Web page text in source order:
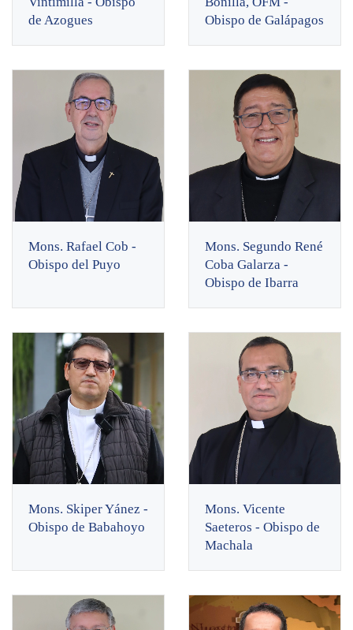
de Azogues
Obispo de Galápagos
Mons. Rafael Cob -
Obispo del Puyo
Mons. Segundo René
Coba Galarza -
Obispo de Ibarra
Mons. Skiper Yánez -
Obispo de Babahoyo
Mons. Vicente
Saeteros - Obispo de
Machala